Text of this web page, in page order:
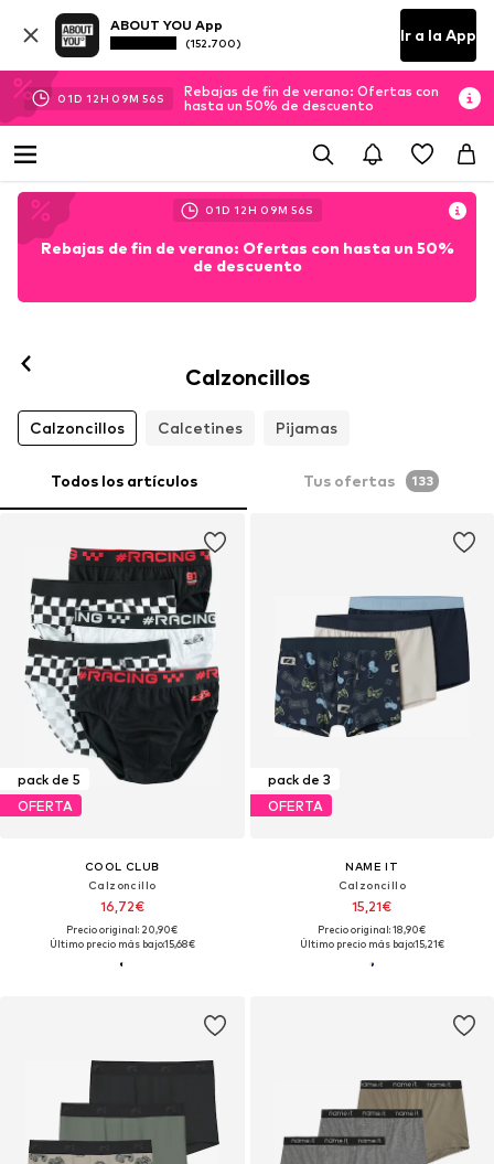
ABOUT YOU App
(152.700) Ir a la App
01D 12H 09M 55S
Rebajas de fin de verano: Ofertas con
hasta un 50% de descuento
01D 12H 09M 55S
Rebajas de fin de verano: Ofertas con hasta un 50%
de descuento
Calzoncillos
Calzoncillos Calcetines Pijamas
Todos los artículos Tus ofertas 133
pack de 5
OFERTA
COOL CLUB
Calzoncillo
16,72€
Precio original: 20,90€
Último precio más bajo:15,68€
pack de 3
OFERTA
NAME IT
Calzoncillo
15,21€
Precio original: 18,90€
Último precio más bajo:15,21€